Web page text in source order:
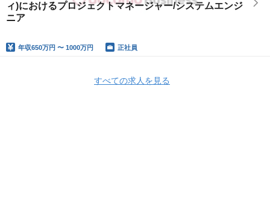
ィ)におけるプロジェクトマネージャー/システムエンジ
ニア
年収650万円 〜 1000万円 正社員
すべての求人を見る